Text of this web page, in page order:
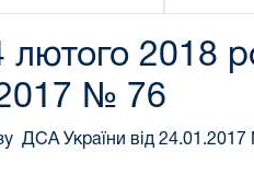
лютого 2018
№ 76
ДСА України від